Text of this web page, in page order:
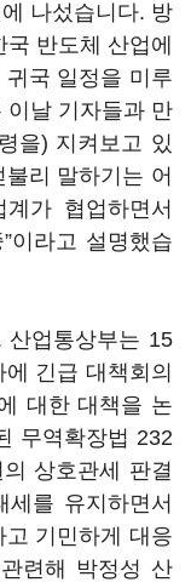
나섰습니다. 방
반도체 산업에
국 일정을 미루
이날 기자들과 만
을) 지켜보고 있
리 말하기는 어
가 협업하면서
이라고 설명했습
산업통상부는 15
긴급 대책회의
대한 대책을 논
무역확장법 232
상호관세 판결
를 유지하면서
기민하게 대응
련해 박정성 산